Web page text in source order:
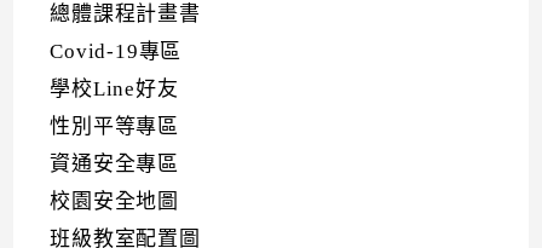
總體課程計畫書
Covid-19專區
學校Line好友
性別平等專區
資通安全專區
校園安全地圖
班級教室配置圖